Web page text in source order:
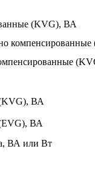
(KVG), ВА
ВА
ВА
ВА или Вт